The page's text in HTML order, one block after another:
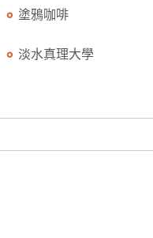
塗鴉咖啡
淡水真理大學